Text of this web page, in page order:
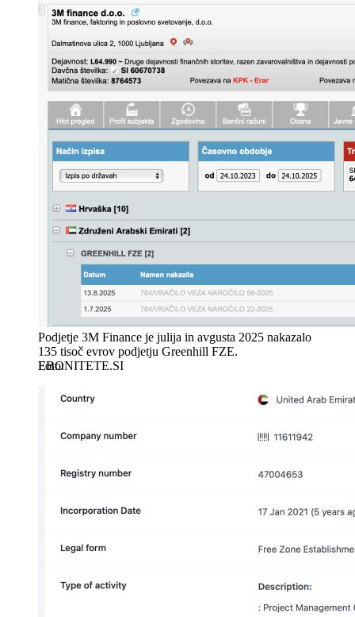
Podjetje 3M Finance je julija in avgusta 2025 nakazalo
135 tisoč evrov podjetju Greenhill FZE.
EBONITETE.SI